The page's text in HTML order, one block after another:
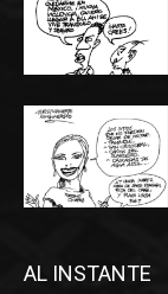
AL INSTANTE